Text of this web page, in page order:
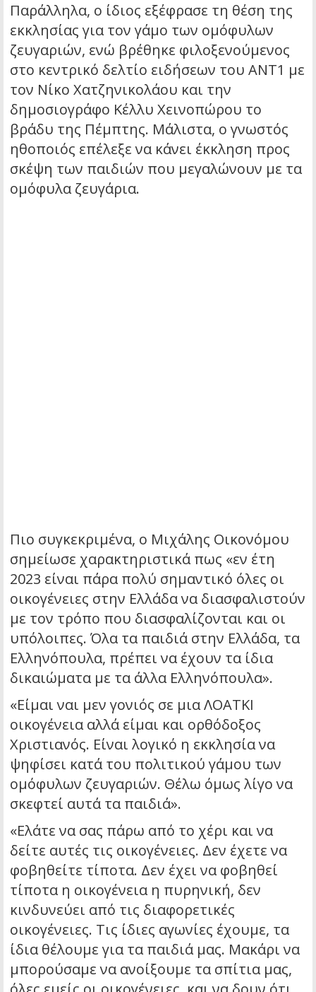
Παράλληλα, ο ίδιος εξέφρασε τη θέση της
εκκλησίας για τον γάμο των ομόφυλων
ζευγαριών, ενώ βρέθηκε φιλοξενούμενος
στο κεντρικό δελτίο ειδήσεων του ΑΝΤ1 με
τον Νίκο Χατζηνικολάου και την
δημοσιογράφο Κέλλυ Χεινοπώρου το
βράδυ της Πέμπτης. Μάλιστα, ο γνωστός
ηθοποιός επέλεξε να κάνει έκκληση προς
σκέψη των παιδιών που μεγαλώνουν με τα
ομόφυλα ζευγάρια.
Πιο συγκεκριμένα, ο Μιχάλης Οικονόμου
σημείωσε χαρακτηριστικά πως «εν έτη
2023 είναι πάρα πολύ σημαντικό όλες οι
οικογένειες στην Ελλάδα να διασφαλιστούν
με τον τρόπο που διασφαλίζονται και οι
υπόλοιπες. Όλα τα παιδιά στην Ελλάδα, τα
Ελληνόπουλα, πρέπει να έχουν τα ίδια
δικαιώματα με τα άλλα Ελληνόπουλα».
«Είμαι ναι μεν γονιός σε μια ΛΟΑΤΚΙ
οικογένεια αλλά είμαι και ορθόδοξος
Χριστιανός. Είναι λογικό η εκκλησία να
ψηφίσει κατά του πολιτικού γάμου των
ομόφυλων ζευγαριών. Θέλω όμως λίγο να
σκεφτεί αυτά τα παιδιά».
«Ελάτε να σας πάρω από το χέρι και να
δείτε αυτές τις οικογένειες. Δεν έχετε να
φοβηθείτε τίποτα. Δεν έχει να φοβηθεί
τίποτα η οικογένεια η πυρηνική, δεν
κινδυνεύει από τις διαφορετικές
οικογένειες. Τις ίδιες αγωνίες έχουμε, τα
ίδια θέλουμε για τα παιδιά μας. Μακάρι να
μπορούσαμε να ανοίξουμε τα σπίτια μας,